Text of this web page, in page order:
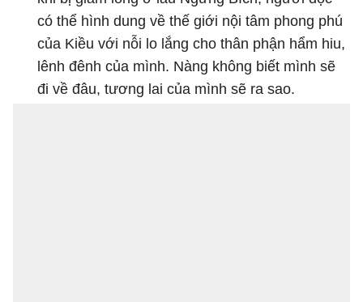
có thể hình dung về thế giới nội tâm phong phú
của Kiều với nỗi lo lắng cho thân phận hẩm hiu,
lênh đênh của mình. Nàng không biết mình sẽ
đi về đâu, tương lai của mình sẽ ra sao.